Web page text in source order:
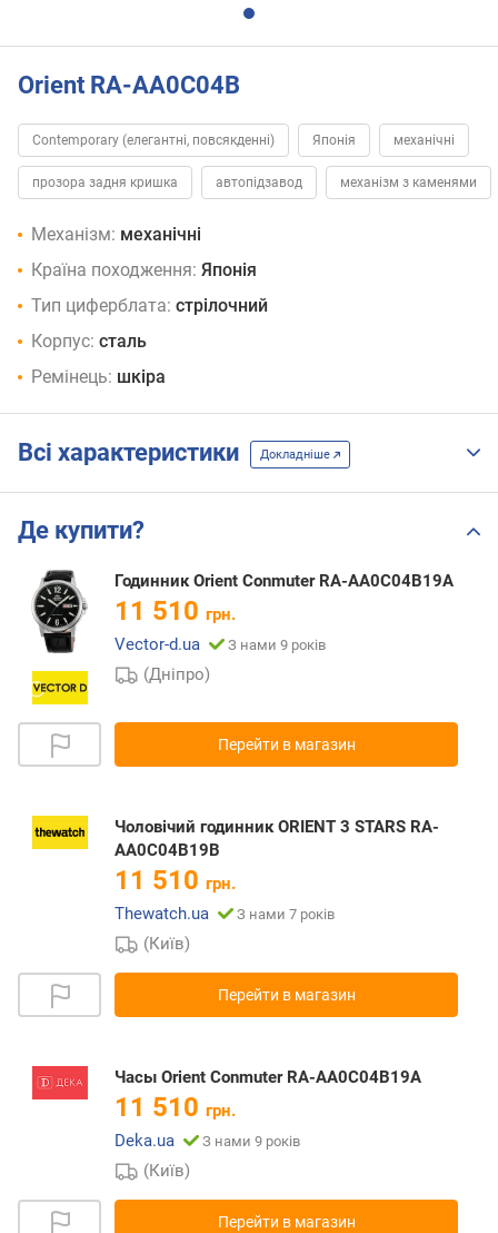
Orient RA-AA0C04B
Contemporary (елегантні, повсякденні) Японія механічні
прозора задня кришка автопідзавод механізм з каменями
Механізм: механічні
Країна походження: Японія
Тип циферблата: стрілочний
Корпус: сталь
Ремінець: шкіра
Всі характеристики Докладніше
Де купити?
Годинник Orient Conmuter RA-AA0C04B19A
11 510 грн.
Vector-d.ua
З нами 9 років
(Дніпро)
Перейти в магазин
Чоловічий годинник ORIENT 3 STARS RA-
AA0C04B19B
11 510 грн.
Thewatch.ua
З нами 7 років
(Київ)
Перейти в магазин
Часы Orient Conmuter RA-AA0C04B19A
11 510 грн.
Deka.ua
З нами 9 років
(Київ)
Перейти в магазин